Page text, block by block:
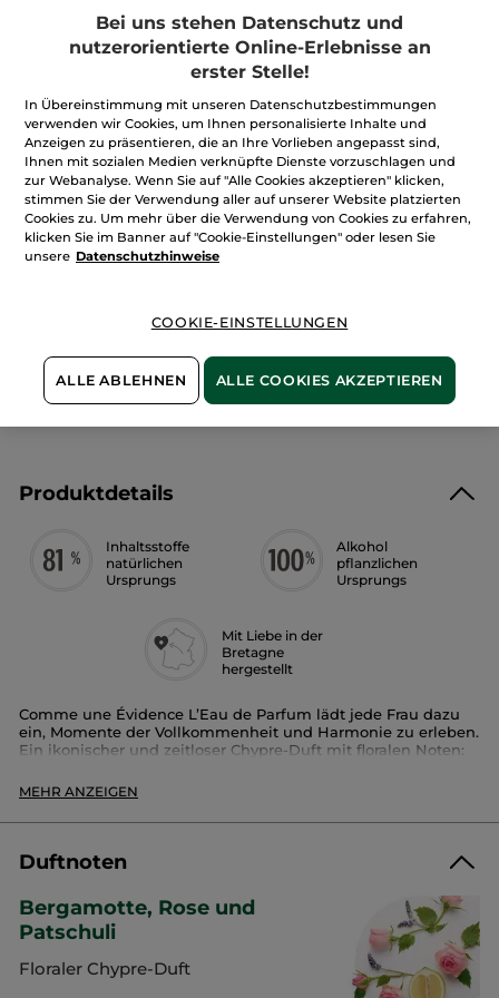
Sternen.
Bewertungen
anzeigen.
Evidence
Eau
de
Parfum
ml
699,00€ / 1l
Menge
IN DEN WARENKORB
Freie Versandkosten ab 30€
Lieferung zwischen dem 11/08 und dem 12/08
ES GELTEN UNSERE AGBS. UNSERE ANGEBOTS-
PREISE WERDEN IM VERGLEICH ZU UNSEREN
Produktdetails
Inhaltsstoffe
natürlichen
Ursprungs
Alkohol
pflanzlichen
Ursprungs
Mit Liebe in der
Bretagne
hergestellt
Comme une Évidence L’Eau de Parfum lädt jede Frau dazu
ein, Momente der Vollkommenheit und Harmonie zu erleben.
Ein ikonischer und zeitloser Chypre-Duft mit floralen Noten:
und intensiviert durch die Tiefe von Patchouli.
Dein Lieblingsparfum in einer neuen Flasche
Intensität:
Duftfamilie:
„Ich habe mir ein Parfüm ausgedacht, das von Licht erfüllt
ist, gleich einem Gefühl von endlosem Raum: Einen durch
und durch modernen, eleganten und zeitlosen Chypre-
Akkord. Die raffinierte Frische der Bergamottenessenz weicht
MEHR ANZEIGEN
Duftnoten
Bergamotte, Rose und
Patschuli
Floraler Chypre-Duft
Bei uns stehen Datenschutz und
nutzerorientierte Online-Erlebnisse an
erster Stelle!
In Übereinstimmung mit unseren Datenschutzbestimmungen
verwenden wir Cookies, um Ihnen personalisierte Inhalte und
Anzeigen zu präsentieren, die an Ihre Vorlieben angepasst sind,
Ihnen mit sozialen Medien verknüpfte Dienste vorzuschlagen und
zur Webanalyse. Wenn Sie auf "Alle Cookies akzeptieren" klicken,
stimmen Sie der Verwendung aller auf unserer Website platzierten
Cookies zu. Um mehr über die Verwendung von Cookies zu erfahren,
klicken Sie im Banner auf "Cookie-Einstellungen" oder lesen Sie
unsere Datenschutzhinweise
COOKIE-EINSTELLUNGEN
ALLE ABLEHNEN ALLE COOKIES AKZEPTIEREN